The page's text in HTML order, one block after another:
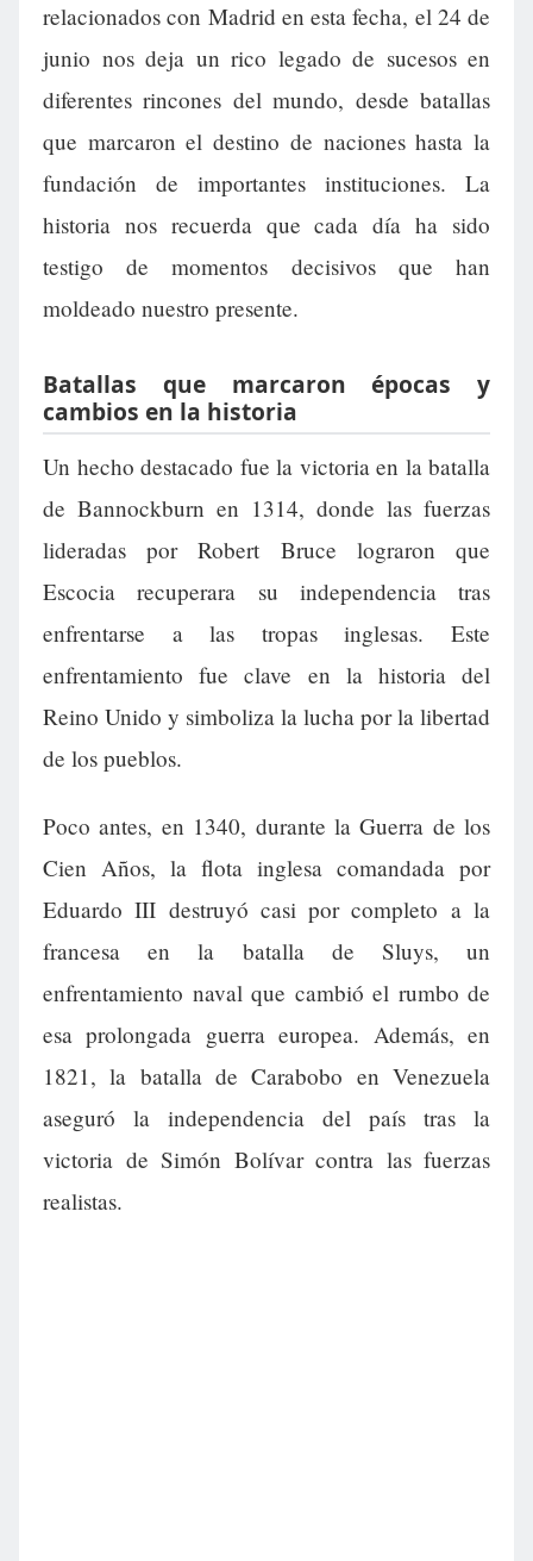
relacionados con Madrid en esta fecha, el 24 de
junio nos deja un rico legado de sucesos en
diferentes rincones del mundo, desde batallas
que marcaron el destino de naciones hasta la
fundación de importantes instituciones. La
historia nos recuerda que cada día ha sido
testigo de momentos decisivos que han
moldeado nuestro presente.
Batallas que marcaron épocas y
cambios en la historia
Un hecho destacado fue la victoria en la batalla
de Bannockburn en 1314, donde las fuerzas
lideradas por Robert Bruce lograron que
Escocia recuperara su independencia tras
enfrentarse a las tropas inglesas. Este
enfrentamiento fue clave en la historia del
Reino Unido y simboliza la lucha por la libertad
de los pueblos.
Poco antes, en 1340, durante la Guerra de los
Cien Años, la flota inglesa comandada por
Eduardo III destruyó casi por completo a la
francesa en la batalla de Sluys, un
enfrentamiento naval que cambió el rumbo de
esa prolongada guerra europea. Además, en
1821, la batalla de Carabobo en Venezuela
aseguró la independencia del país tras la
victoria de Simón Bolívar contra las fuerzas
realistas.